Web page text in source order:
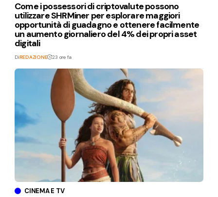
Come i possessori di criptovalute possono
utilizzare SHRMiner per esplorare maggiori
opportunità di guadagno e ottenere facilmente
un aumento giornaliero del 4% dei propri asset
digitali
DiREDAZIONE 23 ore fa
CINEMA E TV